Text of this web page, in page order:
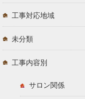
工事対応地域
未分類
工事内容別
サロン関係